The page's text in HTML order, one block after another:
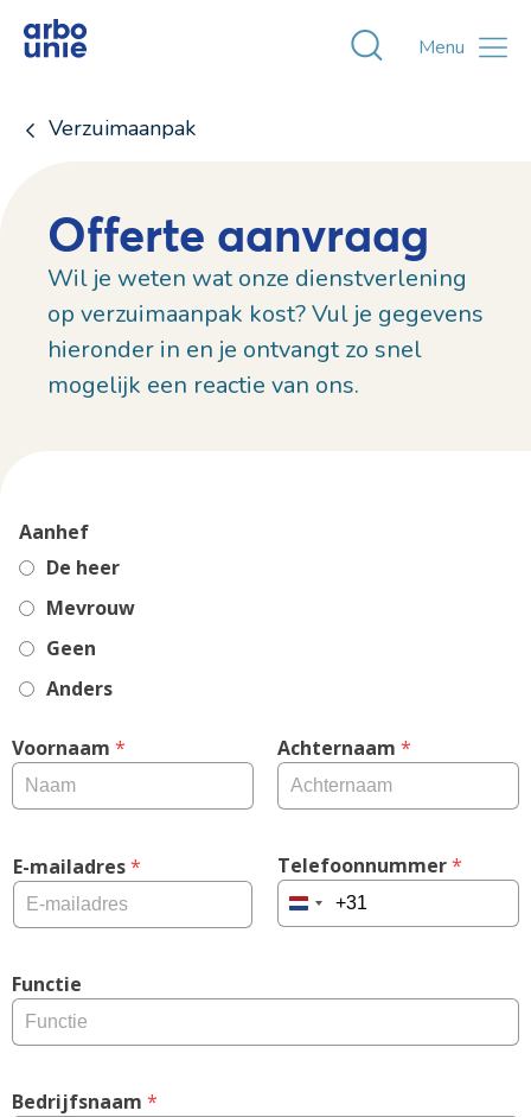
Toggle
Menu
Verzuimaanpak
Offerte aanvraag
Wil je weten wat onze dienstverlening
op verzuimaanpak kost? Vul je gegevens
hieronder in en je ontvangt zo snel
mogelijk een reactie van ons.
Aanhef
De heer
Mevrouw
Geen
Anders
Voornaam * Achternaam *
E-mailadres * Telefoonnummer *
Netherlands
Functie
Bedrijfsnaam *